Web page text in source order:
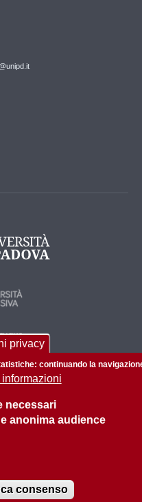
i diritti riservati
privacy
continuando la
necessari
anonima audience
consenso